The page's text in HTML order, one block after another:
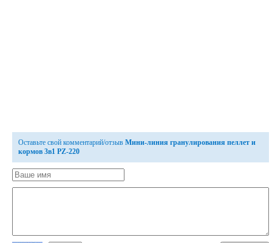
Оставьте свой комментарий/отзыв Мини-линия гранулирования пеллет и
кормов 3в1 PZ-220